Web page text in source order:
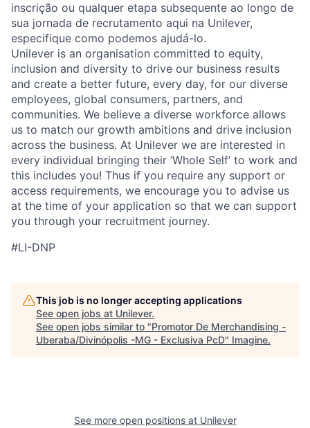
inscrição ou qualquer etapa subsequente ao longo de
sua jornada de recrutamento aqui na Unilever,
especifique como podemos ajudá-lo.
Unilever is an organisation committed to equity,
inclusion and diversity to drive our business results
and create a better future, every day, for our diverse
employees, global consumers, partners, and
communities. We believe a diverse workforce allows
us to match our growth ambitions and drive inclusion
across the business. At Unilever we are interested in
every individual bringing their ‘Whole Self’ to work and
this includes you! Thus if you require any support or
access requirements, we encourage you to advise us
at the time of your application so that we can support
you through your recruitment journey.
#LI-DNP
This job is no longer accepting applications
See open jobs at Unilever.
See open jobs similar to "Promotor De Merchandising -
Uberaba/Divinópolis -MG - Exclusiva PcD" Imagine.
See more open positions at Unilever